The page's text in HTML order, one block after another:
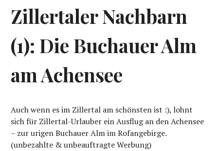
Zillertaler Nachbarn
(1): Die Buchauer Alm
am Achensee
Auch wenn es im Zillertal am schönsten ist :), lohnt
sich für Zillertal-Urlauber ein Ausflug an den Achensee
– zur urigen Buchauer Alm im Rofangebirge.
(unbezahlte & unbeauftragte Werbung)